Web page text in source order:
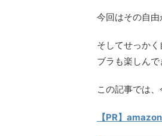
今回はその自由
そしてせっか
ブラも楽しんで
この記事では
【PR】